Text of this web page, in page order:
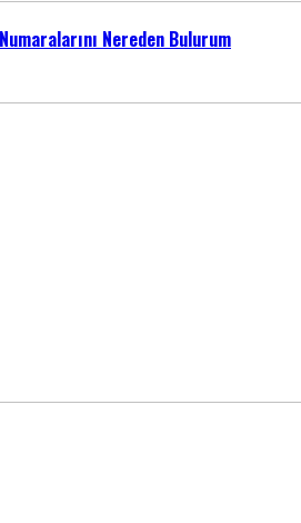
Nereden Bulurum